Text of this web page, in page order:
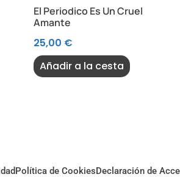
El Periodico Es Un Cruel
Amante
25,00 €
Añadir a la cesta
Política de CookiesDeclaración de